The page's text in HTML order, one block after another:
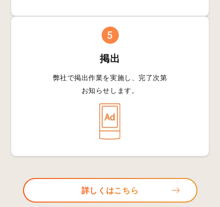
5
掲出
弊社で掲出作業を実施し、完了次第
お知らせします。
詳しくはこちら